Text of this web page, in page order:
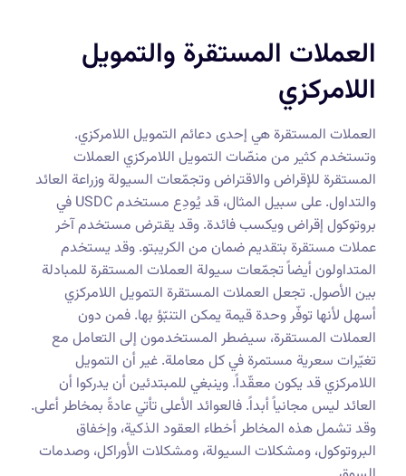
العملات المستقرة والتمويل
اللامركزي
العملات المستقرة هي إحدى دعائم التمويل اللامركزي.
وتستخدم كثير من منصّات التمويل اللامركزي العملات
المستقرة للإقراض والاقتراض وتجمّعات السيولة وزراعة العائد
والتداول. على سبيل المثال، قد يُودِع مستخدم USDC في
بروتوكول إقراض ويكسب فائدة. وقد يقترض مستخدم آخر
عملات مستقرة بتقديم ضمان من الكريبتو. وقد يستخدم
المتداولون أيضاً تجمّعات سيولة العملات المستقرة للمبادلة
بين الأصول. تجعل العملات المستقرة التمويل اللامركزي
أسهل لأنها توفّر وحدة قيمة يمكن التنبّؤ بها. فمن دون
العملات المستقرة، سيضطر المستخدمون إلى التعامل مع
تغيّرات سعرية مستمرة في كل معاملة. غير أن التمويل
اللامركزي قد يكون معقّداً. وينبغي للمبتدئين أن يدركوا أن
العائد ليس مجانياً أبداً. فالعوائد الأعلى تأتي عادةً بمخاطر أعلى.
وقد تشمل هذه المخاطر أخطاء العقود الذكية، وإخفاق
البروتوكول، ومشكلات السيولة، ومشكلات الأوراكل، وصدمات